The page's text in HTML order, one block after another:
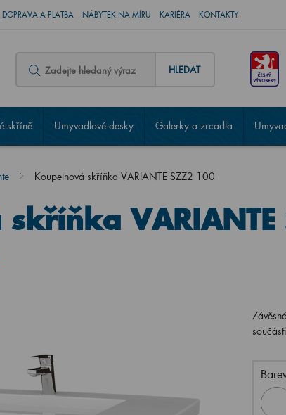
DOPRAVA A PLATBA NÁBYTEK NA MÍRU KARIÉRA KONTAKTY
HLEDAT
skříně Umyvadlové desky Galerky a zrcadla
Koupelnová skříňka VARIANTE SZZ2 100